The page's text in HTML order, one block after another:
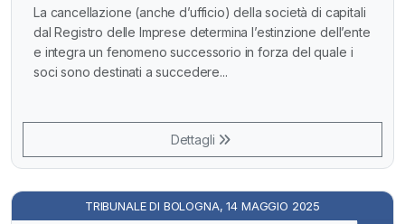
La cancellazione (anche d’ufficio) della società di capitali
dal Registro delle Imprese determina l’estinzione dell’ente
e integra un fenomeno successorio in forza del quale i
soci sono destinati a succedere...
Dettagli
TRIBUNALE DI BOLOGNA, 14 MAGGIO 2025